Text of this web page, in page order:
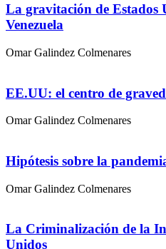
La gravitación de Estados
Venezuela
Omar Galindez Colmenares
EE.UU: el centro de
Omar Galindez Colmenares
Hipótesis sobre la
Omar Galindez Colmenares
La Criminalización de la
Unidos